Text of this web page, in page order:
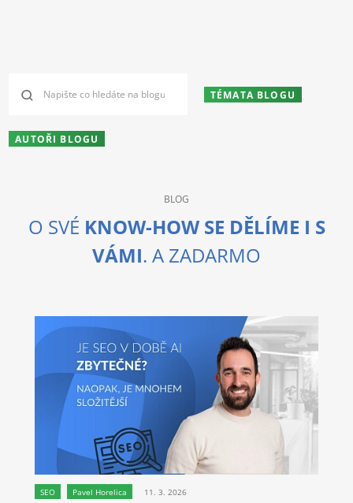
TÉMATA BLOGU
AUTOŘI BLOGU
BLOG
O SVÉ KNOW-HOW SE DĚLÍME I S
VÁMI. A ZADARMO
SEO Pavel Horelica 11. 3. 2026